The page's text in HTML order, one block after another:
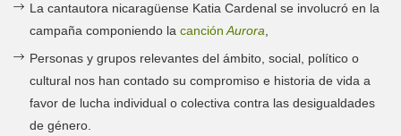
La cantautora nicaragüense Katia Cardenal se involucró en la
campaña componiendo la canción Aurora
Personas y grupos relevantes del ámbito, social, político o
cultural nos han contado su compromiso e historia de vida a
favor de lucha individual o colectiva contra las desigualdades
de género.